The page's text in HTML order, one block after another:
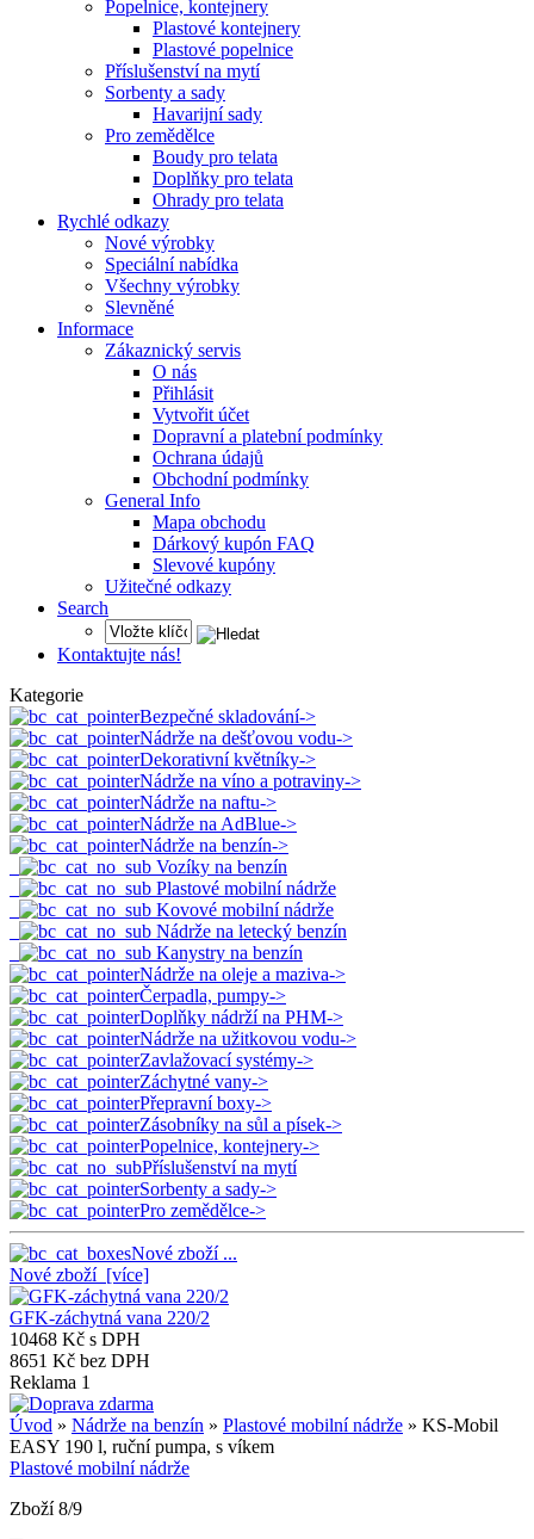
Popelnice, kontejnery
Plastové kontejnery
Plastové popelnice
Příslušenství na mytí
Sorbenty a sady
Havarijní sady
Pro zemědělce
Boudy pro telata
Doplňky pro telata
Ohrady pro telata
Rychlé odkazy
Nové výrobky
Speciální nabídka
Všechny výrobky
Slevněné
Informace
Zákaznický servis
O nás
Přihlásit
Vytvořit účet
Dopravní a platební podmínky
Ochrana údajů
Obchodní podmínky
General Info
Mapa obchodu
Dárkový kupón FAQ
Slevové kupóny
Užitečné odkazy
Search
Kontaktujte nás!
Kategorie
Bezpečné skladování->
Nádrže na dešťovou vodu->
Dekorativní květníky->
Nádrže na víno a potraviny->
Nádrže na naftu->
Nádrže na AdBlue->
Nádrže na benzín->
Vozíky na benzín
Plastové mobilní nádrže
Kovové mobilní nádrže
Nádrže na letecký benzín
Kanystry na benzín
Nádrže na oleje a maziva->
Čerpadla, pumpy->
Doplňky nádrží na PHM->
Nádrže na užitkovou vodu->
Zavlažovací systémy->
Záchytné vany->
Přepravní boxy->
Zásobníky na sůl a písek->
Popelnice, kontejnery->
Příslušenství na mytí
Sorbenty a sady->
Pro zemědělce->
Nové zboží ...
Nové zboží [více]
GFK-záchytná vana 220/2
10468 Kč s DPH
8651 Kč bez DPH
Reklama 1
Úvod » Nádrže na benzín » Plastové mobilní nádrže » KS-Mobil
EASY 190 l, ruční pumpa, s víkem
Plastové mobilní nádrže
Zboží 8/9